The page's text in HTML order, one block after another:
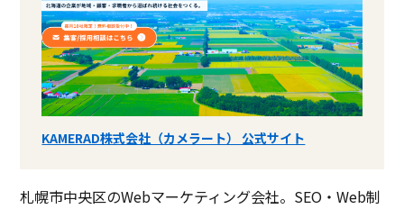
KAMERAD株式会社（カメラート） 公式サイト
札幌市中央区のWebマーケティング会社。SEO・Web制